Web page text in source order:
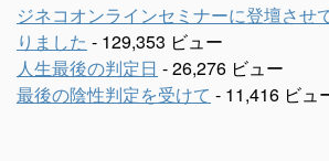
ジネコオンラインセミナーに登壇させ
りました - 129,353 ビュー
人生最後の判定日 - 26,276 ビュー
最後の陰性判定を受けて - 11,416 ビュ